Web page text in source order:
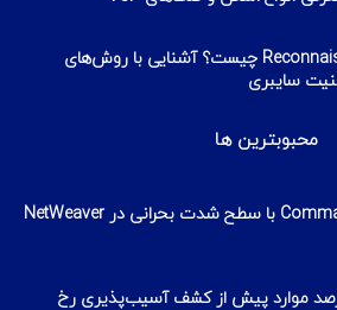
شهریور ۲۴, ۱۳۹۹